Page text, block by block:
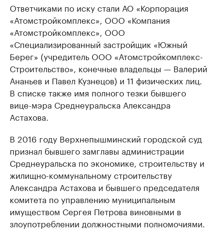
Ответчиками по иску стали АО «Корпорация
«Атомстройкомплекс», ООО «Компания
«Атомстройкомплекс», ООО
«Специализированный застройщик «Южный
Берег» (учредитель ООО «Атомстройкомплекс-
Строительство», конечные владельцы — Валерий
Ананьев и Павел Кузнецов) и 11 физических лиц.
В списке также имя полного тезки бывшего
вице-мэра Среднеуральска Александра
Астахова.
В 2016 году Верхнепышминский городской суд
признал бывшего замглавы администрации
Среднеуральска по экономике, строительству и
жилищно-коммунальному строительству
Александра Астахова и бывшего председателя
комитета по управлению муниципальным
имуществом Сергея Петрова виновными в
злоупотреблении должностными полномочиями.